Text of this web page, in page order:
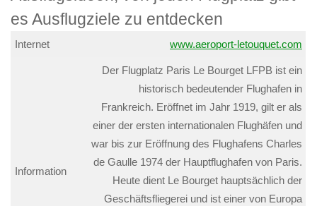
Internet www.aeroport-letouquet.com
Information
Der Flugplatz Paris Le Bourget LFPB ist ein
historisch bedeutender Flughafen in
Frankreich. Eröffnet im Jahr 1919, gilt er als
einer der ersten internationalen Flughäfen und
war bis zur Eröffnung des Flughafens Charles
de Gaulle 1974 der Hauptflughafen von Paris.
Heute dient Le Bourget hauptsächlich der
Geschäftsfliegerei und ist einer von Europa